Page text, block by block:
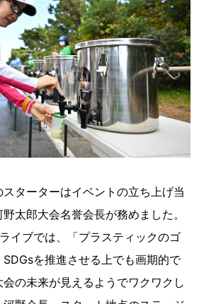
ターターはイベントの立ち上げ当
太郎大会名誉会⻑が務めました。
イブでは、「プラスティックのゴ
SDGsを推進させる上でも画期的で
の未来が見えるようでワクワクし